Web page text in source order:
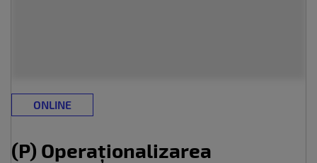
ONLINE
(P) Operaționalizarea